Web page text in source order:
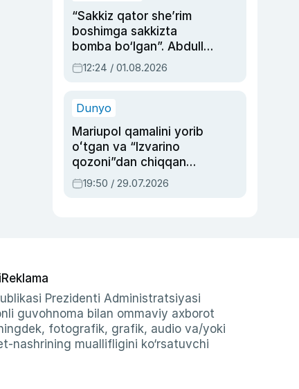
“Sakkiz qator she’rim
boshimga sakkizta
bomba bo‘lgan”. Abdulla
Oripovni siyosiy
ayblovlardan asrab
12:24 / 01.08.2026
Dunyo
Mariupol qamalini yorib
oʻtgan va “Izvarino
qozoni”dan chiqqan
qahramon — Ukraina
armiyasi bosh
19:50 / 29.07.2026
Reklama
Prezidenti Administratsiyasi
guvohnoma bilan ommaviy axborot
fotografik, grafik, audio va/yoki
nashrining muallifligini ko‘rsatuvchi